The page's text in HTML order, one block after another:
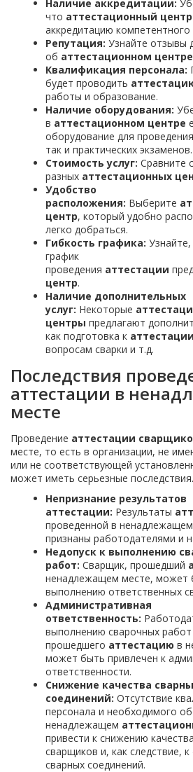
Наличие аккредитации:
что аттестационный центр
аккредитацию компетентного
Репутация: Узнайте отзывы
об аттестационном центре
Квалификация персонала:
будет проводить
работы и образование.
Наличие оборудования:
в аттестационном центре
оборудование для
так и практических экзаменов.
Стоимость услуг: Сравните
разных аттестационных
Удобство
расположения: Выберите
центр, который удобно
легко добраться.
Гибкость графика: Узнайте,
график
проведения аттестации
центр.
Наличие дополнительных
услуг: Некоторые
центры предлагают
как подготовка к аттестации
вопросам сварки и т.д.
Последствия
аттестации в
месте
Проведение аттестации
месте, то есть в организации, не
или не соответствующей
может иметь серьезные последствия.
Непризнание результатов
аттестации: Результаты
проведенной в
признаны работодателями и
Недопуск к выполнению
работ: Сварщик, прошедший
ненадлежащем месте, может
выполнению ответственных
Административная
ответственность:
выполнению сварочных
прошедшего аттестацию в
может быть привлечен к
ответственности.
Снижение качества
соединений: Отсутствие
персонала и необходимого
ненадлежащем
привести к снижению
сварщиков и, как следствие,
сварных соединений.